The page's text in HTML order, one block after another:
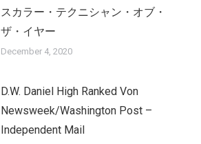
スカラー・テクニシャン・オブ・
ザ・イヤー
December 4, 2020
D.W. Daniel High Ranked Von
Newsweek/Washington Post –
Independent Mail